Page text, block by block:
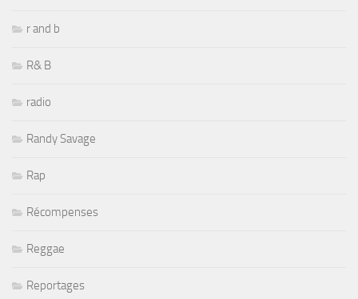
r and b
R& B
radio
Randy Savage
Rap
Récompenses
Reggae
Reportages